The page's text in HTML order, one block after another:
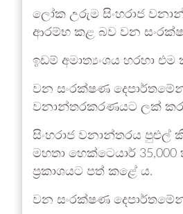
ලෝක උරුම සිංහරාජ
ආරම්භ කළ බව වන
ඉඩම් අමාත්‍යංශය හරහා
වන සංරක්ෂණ
වනාන්තරකරණයට ලක්
සිංහරාජ වනාන්තරය පුළුල්
මහතා හෙක්ටෙයාර්
ප්‍රකාශයට පත් කළේ ය.
වන සංරක්ෂණ